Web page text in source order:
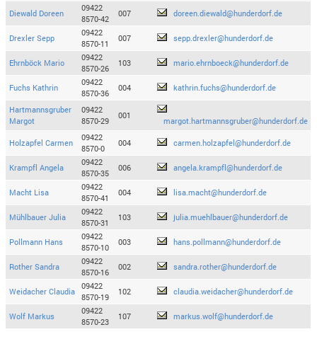
Diewald Doreen
09422
8570-42
007 doreen.diewald@hunderdorf.de
Drexler Sepp
09422
8570-11
007 sepp.drexler@hunderdorf.de
Ehrnböck Mario
09422
8570-26
103 mario.ehrnboeck@hunderdorf.de
Fuchs Kathrin
09422
8570-36
004 kathrin.fuchs@hunderdorf.de
Hartmannsgruber
Margot
09422
8570-29
001
margot.hartmannsgruber@hunderdorf.de
Holzapfel Carmen
09422
8570-0
004 carmen.holzapfel@hunderdorf.de
Krampfl Angela
09422
8570-35
006 angela.krampfl@hunderdorf.de
Macht Lisa
09422
8570-41
004 lisa.macht@hunderdorf.de
Mühlbauer Julia
09422
8570-31
103 julia.muehlbauer@hunderdorf.de
Pollmann Hans
09422
8570-10
003 hans.pollmann@hunderdorf.de
Rother Sandra
09422
8570-16
002 sandra.rother@hunderdorf.de
Weidacher Claudia
09422
8570-19
102 claudia.weidacher@hunderdorf.de
Wolf Markus
09422
8570-23
107 markus.wolf@hunderdorf.de